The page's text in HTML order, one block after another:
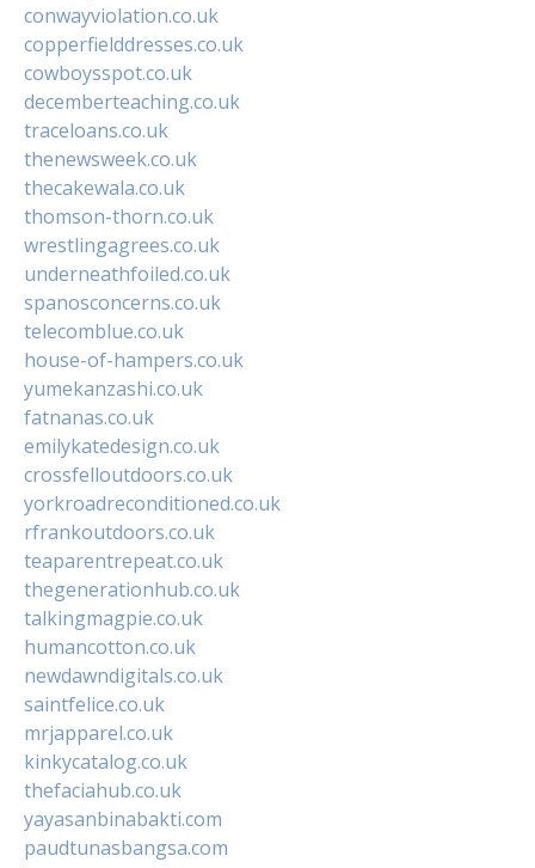
conwayviolation.co.uk
copperfielddresses.co.uk
cowboysspot.co.uk
decemberteaching.co.uk
traceloans.co.uk
thenewsweek.co.uk
thecakewala.co.uk
thomson-thorn.co.uk
wrestlingagrees.co.uk
underneathfoiled.co.uk
spanosconcerns.co.uk
telecomblue.co.uk
house-of-hampers.co.uk
yumekanzashi.co.uk
fatnanas.co.uk
emilykatedesign.co.uk
crossfelloutdoors.co.uk
yorkroadreconditioned.co.uk
rfrankoutdoors.co.uk
teaparentrepeat.co.uk
thegenerationhub.co.uk
talkingmagpie.co.uk
humancotton.co.uk
newdawndigitals.co.uk
saintfelice.co.uk
mrjapparel.co.uk
kinkycatalog.co.uk
thefaciahub.co.uk
yayasanbinabakti.com
paudtunasbangsa.com